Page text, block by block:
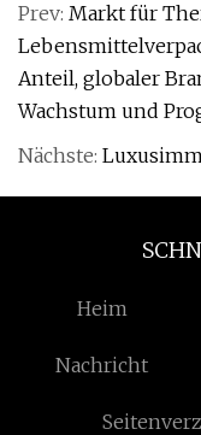
Prev: Markt für
Anteil, globaler
Wachstum und
Nächste:
Heim
Nachricht